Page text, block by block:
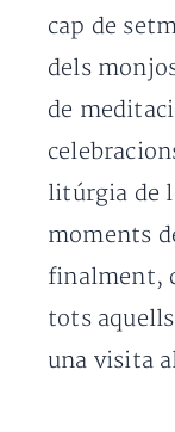
cap de
dels
de
litúrgia de
moments
finalment,
tots
una visita